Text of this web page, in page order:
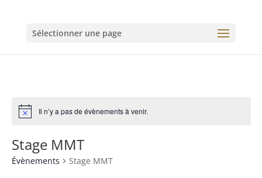
Sélectionner une page
Il n’y a pas de évènements à venir.
Stage MMT
Évènements Stage MMT